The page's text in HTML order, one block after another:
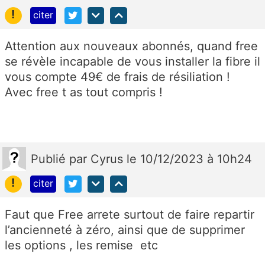
!
citer
Attention aux nouveaux abonnés, quand free
se révèle incapable de vous installer la fibre il
vous compte 49€ de frais de résiliation !
Avec free t as tout compris !
Publié par Cyrus le 10/12/2023 à 10h24
!
citer
Faut que Free arrete surtout de faire repartir
l’ancienneté à zéro, ainsi que de supprimer
les options , les remise etc